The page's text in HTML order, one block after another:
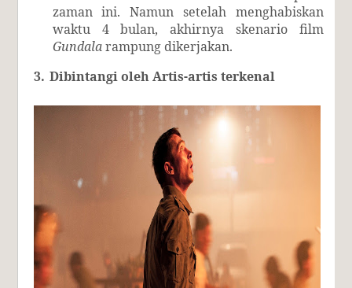
zaman ini. Namun setelah menghabiskan
waktu 4 bulan, akhirnya skenario film
Gundalarampung dikerjakan.
3. Dibintangi oleh Artis-artis terkenal